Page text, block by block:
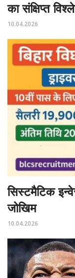
का संक्षिप्त
10.04.2026
सिस्टमैटिक
जोखिम
10.04.2026